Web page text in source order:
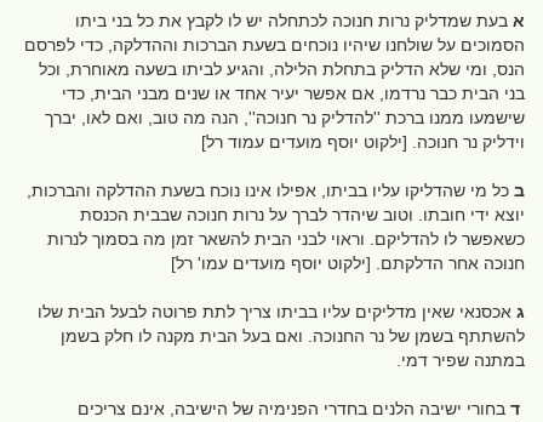
א בעת שמדליק נרות חנוכה לכתחלה יש לו לקבץ את כל בני ביתו
הסמוכים על שולחנו שיהיו נוכחים בשעת הברכות וההדלקה, כדי לפרסם
הנס, ומי שלא הדליק בתחלת הלילה, והגיע לביתו בשעה מאוחרת, וכל
בני הבית כבר נרדמו, אם אפשר יעיר אחד או שנים מבני הבית, כדי
שישמעו ממנו ברכת ''להדליק נר חנוכה'', הנה מה טוב, ואם לאו, יברך
וידליק נר חנוכה. [ילקוט יוסף מועדים עמוד רל]
ב כל מי שהדליקו עליו בביתו, אפילו אינו נוכח בשעת ההדלקה והברכות,
יוצא ידי חובתו. וטוב שיהדר לברך על נרות חנוכה שבבית הכנסת
כשאפשר לו להדליקם. וראוי לבני הבית להשאר זמן מה בסמוך לנרות
חנוכה אחר הדלקתם. [ילקוט יוסף מועדים עמו' רל]
ג אכסנאי שאין מדליקים עליו בביתו צריך לתת פרוטה לבעל הבית שלו
להשתתף בשמן של נר החנוכה. ואם בעל הבית מקנה לו חלק בשמן
במתנה שפיר דמי.
ד בחורי ישיבה הלנים בחדרי הפנימיה של הישיבה, אינם צריכים